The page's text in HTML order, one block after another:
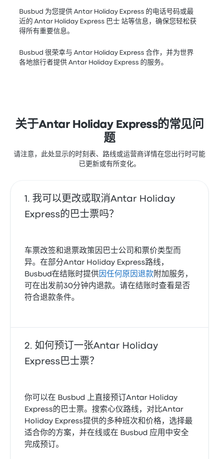
Busbud 为您提供 Antar Holiday Express 的电话号码或最
近的 Antar Holiday Express 巴士 站等信息，确保您轻松获
得所有重要信息。
Busbud 很荣幸与 Antar Holiday Express 合作，并为世界
各地旅行者提供 Antar Holiday Express 的服务。
关于Antar Holiday Express的常见问
题
请注意，此处显示的时刻表、路线或运营商详情在您出行时可能
已更新或有所变化。
我可以更改或取消Antar Holiday
Express的巴士票吗？
车票改签和退票政策因巴士公司和票价类型而
异。在部分Antar Holiday Express路线，
Busbud在结账时提供 因任何原因退款 附加服务，
可在出发前30分钟内退款。请在结账时查看是否
符合退款条件。
如何预订一张Antar Holiday
Express巴士票？
你可以在 Busbud 上直接预订Antar Holiday
Express的巴士票。搜索心仪路线，对比Antar
Holiday Express提供的多种班次和价格，选择最
适合你的方案，并在线或在 Busbud 应用中安全
完成预订。